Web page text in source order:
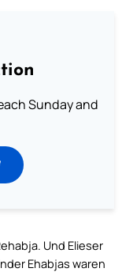
Sunday and
Und Elieser
Ehabjas waren